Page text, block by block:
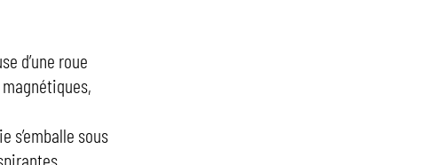
d’une roue
s’emballe sous